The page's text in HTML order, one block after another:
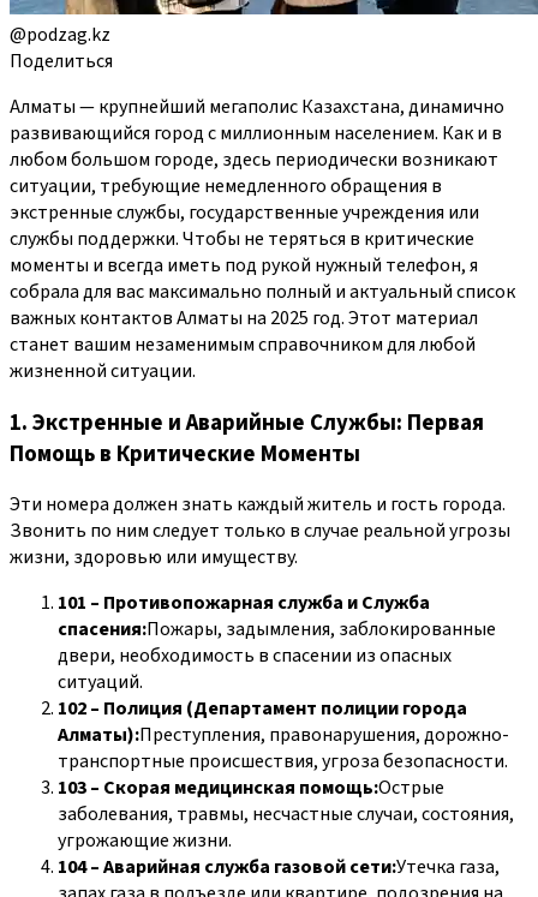
@podzag.kz
Поделиться
Алматы — крупнейший мегаполис Казахстана, динамично
развивающийся город с миллионным населением. Как и в
любом большом городе, здесь периодически возникают
ситуации, требующие немедленного обращения в
экстренные службы, государственные учреждения или
службы поддержки. Чтобы не теряться в критические
моменты и всегда иметь под рукой нужный телефон, я
собрала для вас максимально полный и актуальный список
важных контактов Алматы на 2025 год. Этот материал
станет вашим незаменимым справочником для любой
жизненной ситуации.
1. Экстренные и Аварийные Службы: Первая
Помощь в Критические Моменты
Эти номера должен знать каждый житель и гость города.
Звонить по ним следует только в случае реальной угрозы
жизни, здоровью или имуществу.
101 – Противопожарная служба и Служба
спасения:Пожары, задымления, заблокированные
двери, необходимость в спасении из опасных
ситуаций.
102 – Полиция (Департамент полиции города
Алматы):Преступления, правонарушения, дорожно-
транспортные происшествия, угроза безопасности.
103 – Скорая медицинская помощь:Острые
заболевания, травмы, несчастные случаи, состояния,
угрожающие жизни.
104 – Аварийная служба газовой сети:Утечка газа,